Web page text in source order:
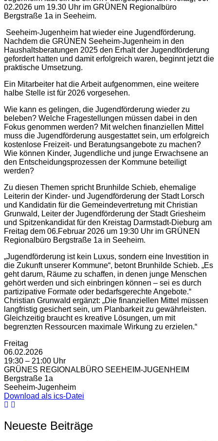
02.2026 um 19.30 Uhr im GRÜNEN Regionalbüro
Bergstraße 1a in Seeheim.
Seeheim-Jugenheim hat wieder eine Jugendförderung.
Nachdem die GRÜNEN Seeheim-Jugenheim in den
Haushaltsberatungen 2025 den Erhalt der Jugendförderung
gefordert hatten und damit erfolgreich waren, beginnt jetzt die
praktische Umsetzung.
Ein Mitarbeiter hat die Arbeit aufgenommen, eine weitere
halbe Stelle ist für 2026 vorgesehen.
Wie kann es gelingen, die Jugendförderung wieder zu
beleben? Welche Fragestellungen müssen dabei in den
Fokus genommen werden? Mit welchen finanziellen Mittel
muss die Jugendförderung ausgestattet sein, um erfolgreich
kostenlose Freizeit- und Beratungsangebote zu machen?
Wie können Kinder, Jugendliche und junge Erwachsene an
den Entscheidungsprozessen der Kommune beteiligt
werden?
Zu diesen Themen spricht Brunhilde Schieb, ehemalige
Leiterin der Kinder- und Jugendförderung der Stadt Lorsch
und Kandidatin für die Gemeindevertretung mit Christian
Grunwald, Leiter der Jugendförderung der Stadt Griesheim
und Spitzenkandidat für den Kreistag Darmstadt-Dieburg am
Freitag dem 06.Februar 2026 um 19:30 Uhr im GRÜNEN
Regionalbüro Bergstraße 1a in Seeheim.
„Jugendförderung ist kein Luxus, sondern eine Investition in
die Zukunft unserer Kommune“, betont Brunhilde Schieb. „Es
geht darum, Räume zu schaffen, in denen junge Menschen
gehört werden und sich einbringen können – sei es durch
partizipative Formate oder bedarfsgerechte Angebote.“
Christian Grunwald ergänzt: „Die finanziellen Mittel müssen
langfristig gesichert sein, um Planbarkeit zu gewährleisten.
Gleichzeitig braucht es kreative Lösungen, um mit
begrenzten Ressourcen maximale Wirkung zu erzielen.“
Freitag
06.02.2026
19:30 – 21:00 Uhr
GRÜNES REGIONALBÜRO SEEHEIM-JUGENHEIM
Bergstraße 1a
Seeheim-Jugenheim
Download als ics-Datei
Neueste Beiträge